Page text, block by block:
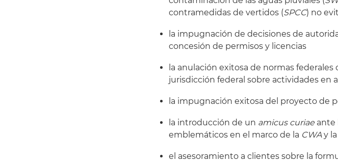
contramedidas de vertidos (SPCC) no
la impugnación de decisiones de
concesión de permisos y licencias
la anulación exitosa de normas
jurisdicción federal sobre actividades en
la impugnación exitosa del proyecto de
la introducción de un amicus curiae ante
emblemáticos en el marco de la CWAy la
el asesoramiento a clientes sobre la